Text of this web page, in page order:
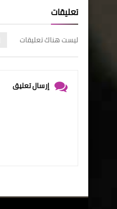
تعليقات
ليست هناك تعليقات
إرسال تعليق